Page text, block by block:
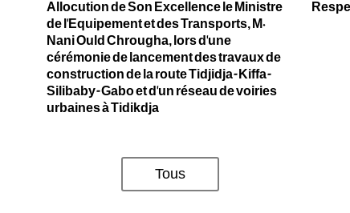
Allocution de Son Excellence le Ministre
de l'Equipement et des Transports, M.
Nani Ould Chrougha, lors d'une
cérémonie de lancement des travaux de
construction de la route Tidjidja-Kiffa-
Silibaby-Gabo et d'un réseau de voiries
urbaines à Tidikdja
Tous